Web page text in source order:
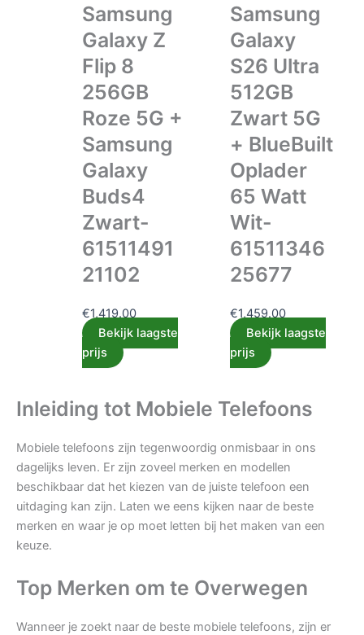
Samsung
Galaxy Z
Flip 8
256GB
Roze 5G +
Samsung
Galaxy
Buds4
Zwart-
61511491
21102
€1,419.00
Bekijk laagste
prijs
Samsung
Galaxy
S26 Ultra
512GB
Zwart 5G
+ BlueBuilt
Oplader
65 Watt
Wit-
61511346
25677
€1,459.00
Bekijk laagste
prijs
Inleiding tot Mobiele Telefoons
Mobiele telefoons zijn tegenwoordig onmisbaar in ons
dagelijks leven. Er zijn zoveel merken en modellen
beschikbaar dat het kiezen van de juiste telefoon een
uitdaging kan zijn. Laten we eens kijken naar de beste
merken en waar je op moet letten bij het maken van een
keuze.
Top Merken om te Overwegen
Wanneer je zoekt naar de beste mobiele telefoons, zijn er